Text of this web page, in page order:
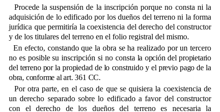
Procede la suspensión de la inscripción porque no consta ni la
adquisición de lo edificado por los dueños del terreno ni la forma
jurídica que permitiría la coexistencia del derecho del constructor
y de los titulares del terreno en el folio registral del mismo.
En efecto, constando que la obra se ha realizado por un tercero
no es posible su inscripción si no consta la opción del propietario
del terreno por la propiedad de lo construido y el previo pago de la
obra, conforme al art. 361 CC.
Por otra parte, en el caso de que se quisiera la coexistencia de
un derecho separado sobre lo edificado a favor del constructor
con el derecho de los dueños del terreno es necesaria la